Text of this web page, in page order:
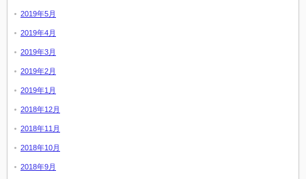
2019年5月
2019年4月
2019年3月
2019年2月
2019年1月
2018年12月
2018年11月
2018年10月
2018年9月